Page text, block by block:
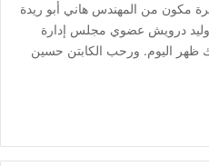
مكون من المهندس هاني أبو ريدة
درويش عضوي مجلس إدارة
ظهر اليوم. ورحب الكابتن حسين